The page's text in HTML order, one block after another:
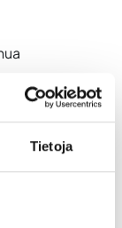
Tietoja
Oy